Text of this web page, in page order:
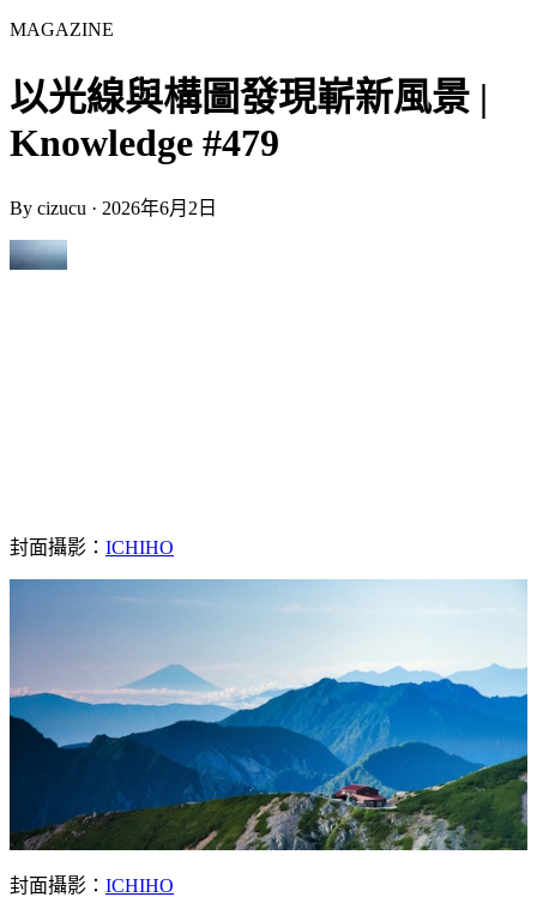
MAGAZINE
以光線與構圖發現嶄新風景 |
Knowledge #479
By cizucu · 2026年6月2日
封面攝影： ICHIHO
封面攝影： ICHIHO